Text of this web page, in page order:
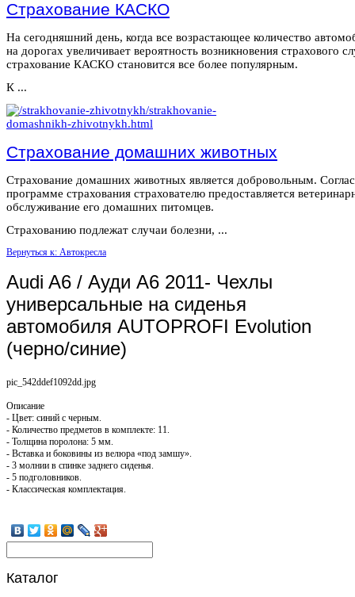
Страхование КАСКО
На сегодняшний день, когда все возрастающее количество
на дорогах увеличивает вероятность возникновения страхового
страхование КАСКО становится все более популярным.
К ...
Страхование домашних животных
Страхование домашних животных является добровольным.
программе страхования страхователю предоставляется
обслуживание его домашних питомцев.
Страхованию подлежат случаи болезни, ...
Вернуться к: Автокресла
Audi A6 / Ауди А6 2011- Чехлы
универсальные на сиденья
автомобиля AUTOPROFI Evolution
(черно/синие)
pic_542ddef1092dd.jpg
Описание
- Цвет: синий с черным.
- Количество предметов в комплекте: 11.
- Толщина поролона: 5 мм.
- Вставка и боковины из велюра «под замшу».
- 3 молнии в спинке заднего сиденья.
- 5 подголовников.
- Классическая комплектация.
Каталог